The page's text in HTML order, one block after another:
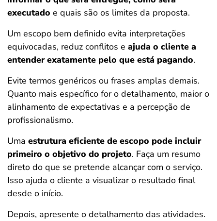
executado e quais são os limites da proposta.
Um escopo bem definido evita interpretações
equivocadas, reduz conflitos e ajuda o cliente a
entender exatamente pelo que está pagando.
Evite termos genéricos ou frases amplas demais.
Quanto mais específico for o detalhamento, maior o
alinhamento de expectativas e a percepção de
profissionalismo.
Uma estrutura eficiente de escopo pode incluir
primeiro o objetivo do projeto. Faça um resumo
direto do que se pretende alcançar com o serviço.
Isso ajuda o cliente a visualizar o resultado final
desde o início.
Depois, apresente o detalhamento das atividades.